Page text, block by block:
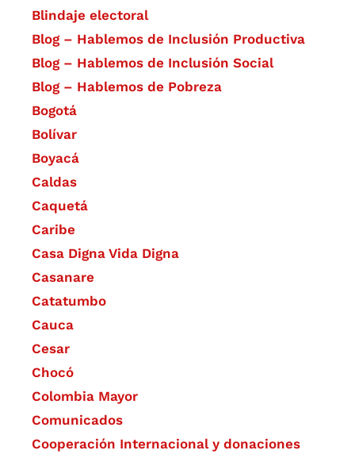
Blindaje electoral
Blog – Hablemos de Inclusión Productiva
Blog – Hablemos de Inclusión Social
Blog – Hablemos de Pobreza
Bogotá
Bolívar
Boyacá
Caldas
Caquetá
Caribe
Casa Digna Vida Digna
Casanare
Catatumbo
Cauca
Cesar
Chocó
Colombia Mayor
Comunicados
Cooperación Internacional y donaciones